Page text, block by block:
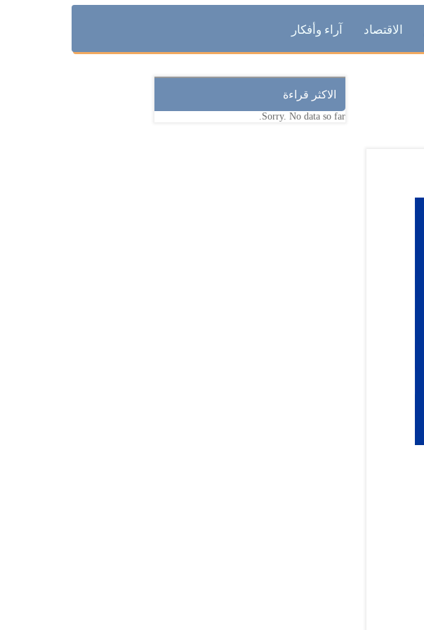
الاقتصاد آراء وأفكار
الاكثر قراءة
Sorry. No data so far.